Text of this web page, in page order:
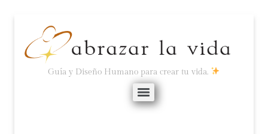
Guía y Diseño Humano para crear tu vida.